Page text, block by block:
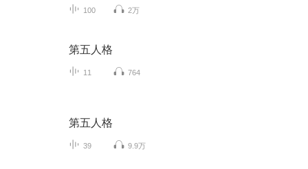
100 2万
第五人格
11 764
第五人格
39 9.9万